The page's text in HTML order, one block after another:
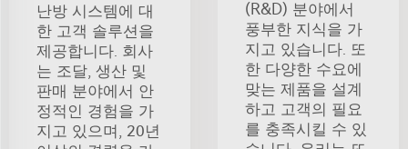
난방 시스템에 대
한 고객 솔루션을
제공합니다. 회사
는 조달, 생산 및
판매 분야에서 안
정적인 경험을 가
지고 있으며, 20년
(R&D) 분야에서
풍부한 지식을 가
지고 있습니다. 또
한 다양한 수요에
맞는 제품을 설계
하고 고객의 필요
를 충족시킬 수 있